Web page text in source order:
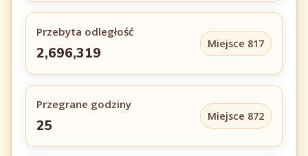
Przebyta odległość
2,696,319
Miejsce 817
Przegrane godziny
25
Miejsce 872